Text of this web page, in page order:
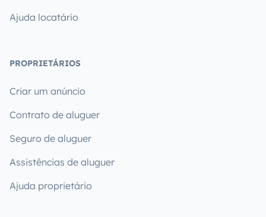
Ajuda locatário
PROPRIETÁRIOS
Criar um anúncio
Contrato de aluguer
Seguro de aluguer
Assistências de aluguer
Ajuda proprietário